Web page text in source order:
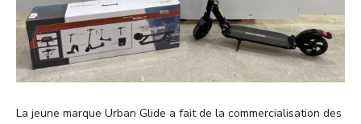
La jeune marque Urban Glide a fait de la commercialisation des